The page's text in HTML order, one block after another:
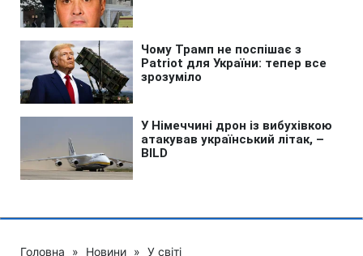
Головна » Новини » У світі